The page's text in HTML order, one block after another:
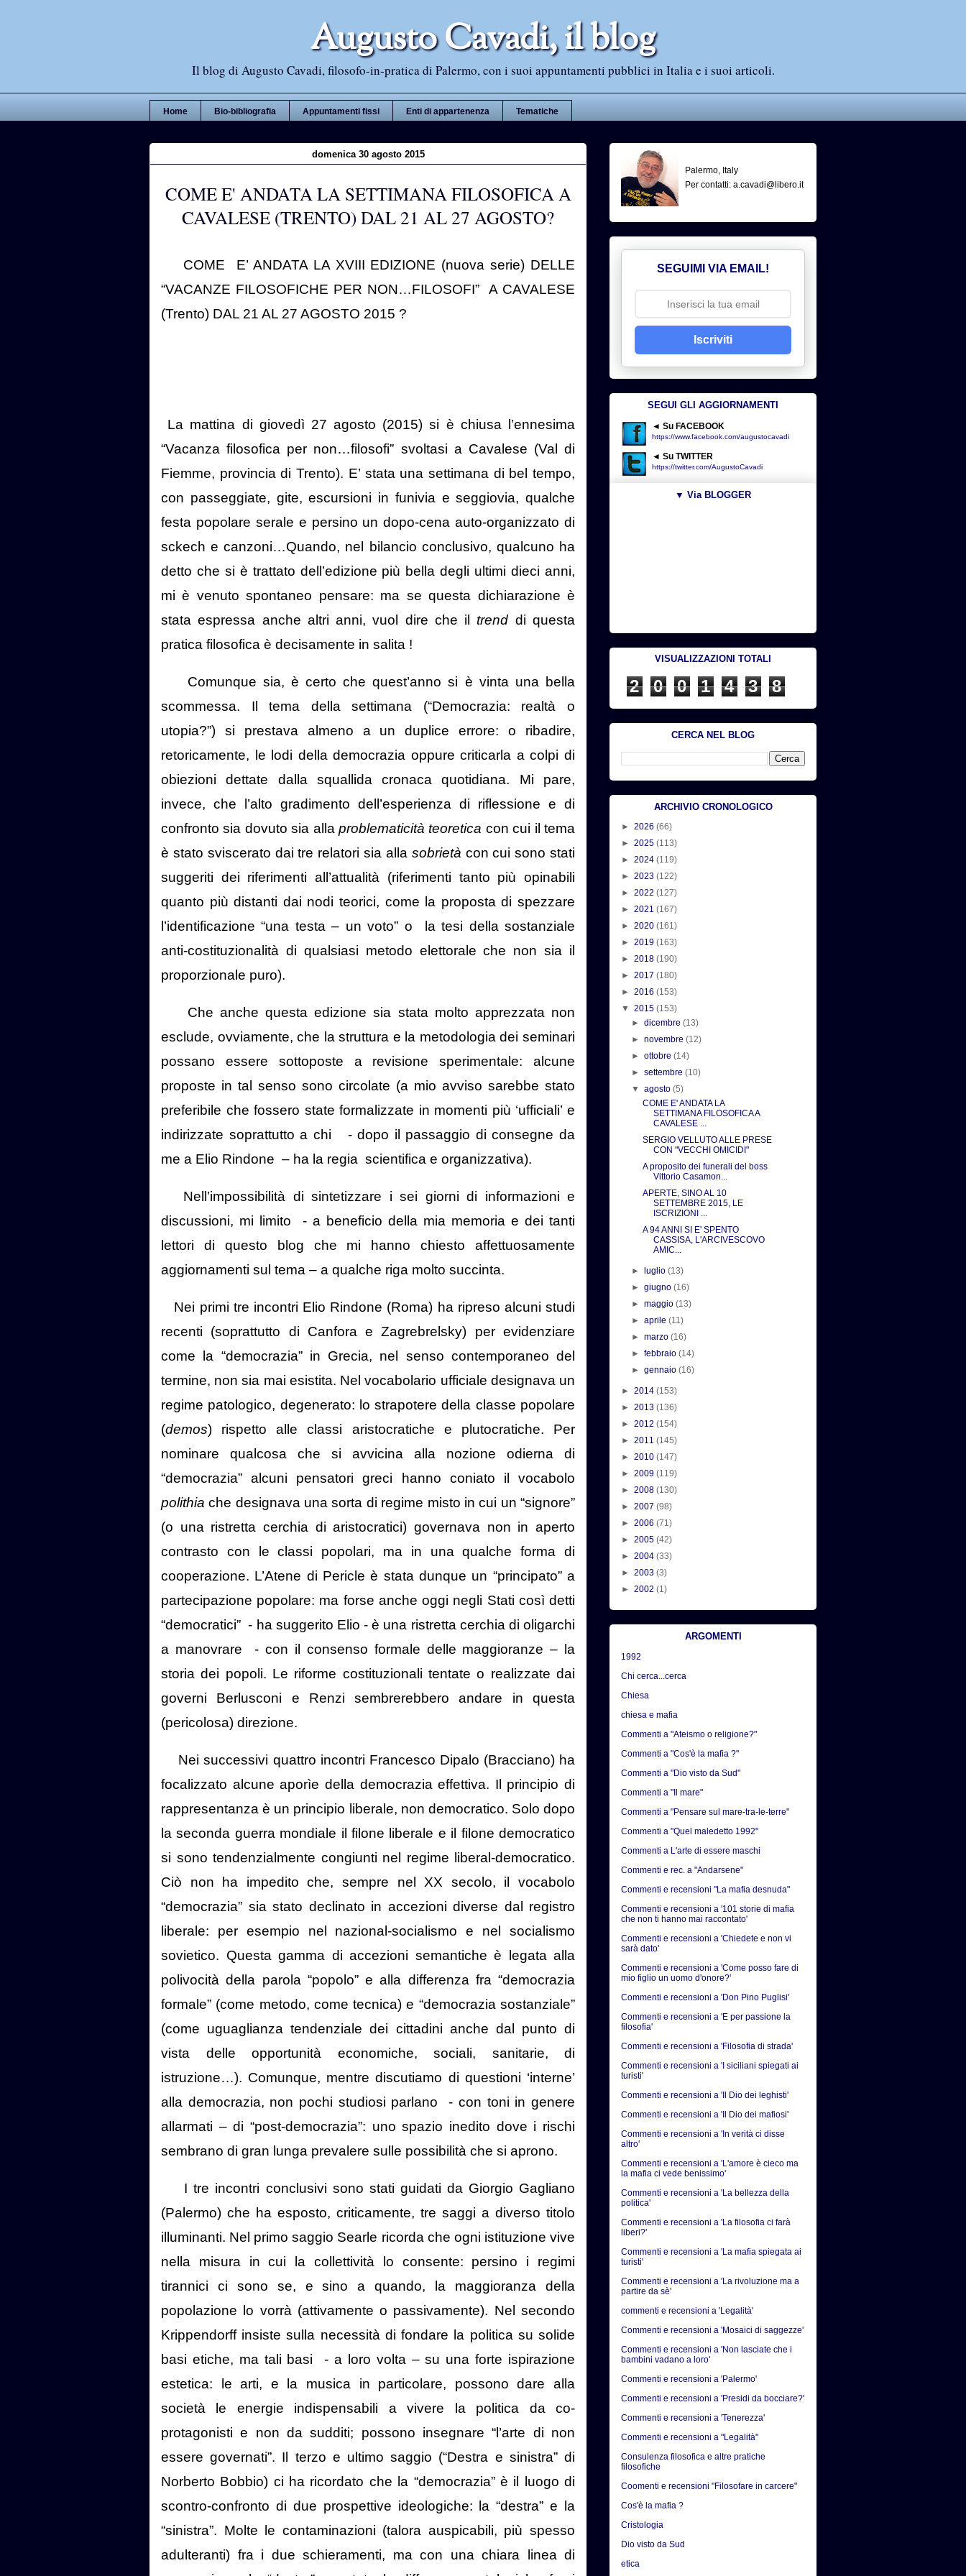
Augusto Cavadi, il blog
Il blog di Augusto Cavadi, filosofo-in-pratica di Palermo, con i suoi appuntamenti pubblici in Italia e i suoi articoli.
Home Bio-bibliografia Appuntamenti fissi Enti di appartenenza Tematiche
domenica 30 agosto 2015
COME E' ANDATA LA SETTIMANA FILOSOFICA A
CAVALESE (TRENTO) DAL 21 AL 27 AGOSTO?
COME
E’ ANDATA LA XVIII EDIZIONE (nuova serie) DELLE
“VACANZE FILOSOFICHE PER NON…FILOSOFI”
A CAVALESE
(Trento) DAL 21 AL 27 AGOSTO 2015 ?
La mattina di giovedì 27 agosto (2015) si è chiusa l’ennesima
“Vacanza filosofica per non…filosofi” svoltasi a Cavalese (Val di
Fiemme, provincia di Trento). E’ stata una settimana di bel tempo,
con passeggiate, gite, escursioni in funivia e seggiovia, qualche
festa popolare serale e persino un dopo-cena auto-organizzato di
sckech e canzoni…Quando, nel bilancio conclusivo, qualcuno ha
detto che si è trattato dell’edizione più bella degli ultimi dieci anni,
mi è venuto spontaneo pensare: ma se questa dichiarazione è
stata espressa anche altri anni, vuol dire che iltrend di questa
pratica filosofica è decisamente in salita !
Comunque sia, è certo che quest’anno si è vinta una bella
scommessa. Il tema della settimana (“Democrazia: realtà o
utopia?”) si prestava almeno a un duplice errore: o ribadire,
retoricamente, le lodi della democrazia oppure criticarla a colpi di
obiezioni dettate dalla squallida cronaca quotidiana. Mi pare,
invece, che l’alto gradimento dell’esperienza di riflessione e di
confronto sia dovuto sia alla problematicità teoretica con cui il tema
è stato sviscerato dai tre relatori sia alla sobrietà con cui sono stati
suggeriti dei riferimenti all’attualità (riferimenti tanto più opinabili
quanto più distanti dai nodi teorici, come la proposta di spezzare
l’identificazione “una testa – un voto” o
la tesi della sostanziale
anti-costituzionalità di qualsiasi metodo elettorale che non sia il
proporzionale puro).
Che anche questa edizione sia stata molto apprezzata non
esclude, ovviamente, che la struttura e la metodologia dei seminari
possano essere sottoposte a revisione sperimentale: alcune
proposte in tal senso sono circolate (a mio avviso sarebbe stato
preferibile che fossero state formalizzate in momenti più ‘ufficiali’ e
indirizzate soprattutto a chi
- dopo il passaggio di consegne da
me a Elio Rindone – ha la regia scientifica e organizzativa).
Nell’impossibilità di sintetizzare i sei giorni di informazioni e
discussioni, mi limito
- a beneficio della mia memoria e dei tanti
lettori di questo blog che mi hanno chiesto affettuosamente
aggiornamenti sul tema – a qualche riga molto succinta.
Nei primi tre incontri Elio Rindone (Roma) ha ripreso alcuni studi
recenti (soprattutto di Canfora e Zagrebrelsky) per evidenziare
come la “democrazia” in Grecia, nel senso contemporaneo del
termine, non sia mai esistita. Nel vocabolario ufficiale designava un
regime patologico, degenerato: lo strapotere della classe popolare
(demos) rispetto alle classi aristocratiche e plutocratiche. Per
nominare qualcosa che si avvicina alla nozione odierna di
“democrazia” alcuni pensatori greci hanno coniato il vocabolo
polithia che designava una sorta di regime misto in cui un “signore”
(o una ristretta cerchia di aristocratici) governava non in aperto
contrasto con le classi popolari, ma in una qualche forma di
cooperazione. L’Atene di Pericle è stata dunque un “principato” a
partecipazione popolare: ma forse anche oggi negli Stati così detti
“democratici” - ha suggerito Elio - è una ristretta cerchia di oligarchi
a manovrare
- con il consenso formale delle maggioranze – la
storia dei popoli. Le riforme costituzionali tentate o realizzate dai
governi Berlusconi e Renzi sembrerebbero andare in questa
(pericolosa) direzione.
Nei successivi quattro incontri Francesco Dipalo (Bracciano) ha
focalizzato alcune aporìe della democrazia effettiva. Il principio di
rappresentanza è un principio liberale, non democratico. Solo dopo
la seconda guerra mondiale il filone liberale e il filone democratico
si sono tendenzialmente congiunti nel regime liberal-democratico.
Ciò non ha impedito che, sempre nel XX secolo, il vocabolo
“democrazia” sia stato declinato in accezioni diverse dal registro
liberale: per esempio nel nazional-socialismo e nel socialismo
sovietico. Questa gamma di accezioni semantiche è legata alla
polivocità della parola “popolo” e alla differenza fra “democrazia
formale” (come metodo, come tecnica) e “democrazia sostanziale”
(come uguaglianza tendenziale dei cittadini anche dal punto di
vista delle opportunità economiche, sociali, sanitarie, di
istruzione…). Comunque, mentre discutiamo di questioni ‘interne’
alla democrazia, non pochi studiosi parlano
- con toni in genere
allarmati – di “post-democrazia”: uno spazio inedito dove i rischi
sembrano di gran lunga prevalere sulle possibilità che si aprono.
I tre incontri conclusivi sono stati guidati da Giorgio Gagliano
(Palermo) che ha esposto, criticamente, tre saggi a diverso titolo
illuminanti. Nel primo saggio Searle ricorda che ogni istituzione vive
nella misura in cui la collettività lo consente: persino i regimi
tirannici ci sono se, e sino a quando, la maggioranza della
popolazione lo vorrà (attivamente o passivamente). Nel secondo
Krippendorff insiste sulla necessità di fondare la politica su solide
basi etiche, ma tali basi
- a loro volta – su una forte ispirazione
estetica: le arti, e la musica in particolare, possono dare alla
società le energie indispensabili a vivere la politica da co-
protagonisti e non da sudditi; possono insegnare “l’arte di non
essere governati”. Il terzo e ultimo saggio (“Destra e sinistra” di
Norberto Bobbio) ci ha ricordato che la “democrazia” è il luogo di
scontro-confronto di due prospettive ideologiche: la “destra” e la
“sinistra”. Molte le contaminazioni (talora auspicabili, più spesso
adulteranti) fra i due schieramenti, ma con una chiara linea di
Palermo, Italy
Per contatti: a.cavadi@libero.it
SEGUIMI VIA EMAIL!
Iscriviti
SEGUI GLI AGGIORNAMENTI
◄ Su FACEBOOK
https://www.facebook.com/augustocavadi
◄ Su TWITTER
https://twitter.com/AugustoCavadi
▼ Via BLOGGER
VISUALIZZAZIONI TOTALI
2 0 0 1 4 3 8
CERCA NEL BLOG
ARCHIVIO CRONOLOGICO
► 2026 (66)
► 2025 (113)
► 2024 (119)
► 2023 (122)
► 2022 (127)
► 2021 (167)
► 2020 (161)
► 2019 (163)
► 2018 (190)
► 2017 (180)
► 2016 (153)
▼ 2015 (153)
►dicembre(13)
►novembre(12)
►ottobre(14)
►settembre(10)
▼agosto(5)
COME E' ANDATA LA
SETTIMANA FILOSOFICA A
CAVALESE ...
SERGIO VELLUTO ALLE PRESE
CON "VECCHI OMICIDI"
A proposito dei funerali del boss
Vittorio Casamon...
APERTE, SINO AL 10
SETTEMBRE 2015, LE
ISCRIZIONI ...
A 94 ANNI SI E' SPENTO
CASSISA, L'ARCIVESCOVO
AMIC...
► luglio(13)
►giugno(16)
►maggio(13)
►aprile(11)
►marzo(16)
►febbraio(14)
►gennaio(16)
► 2014 (153)
► 2013 (136)
► 2012 (154)
► 2011 (145)
► 2010 (147)
► 2009 (119)
► 2008 (130)
► 2007 (98)
► 2006 (71)
► 2005 (42)
► 2004 (33)
► 2003 (3)
► 2002 (1)
ARGOMENTI
1992
Chi cerca...cerca
Chiesa
chiesa e mafia
Commenti a "Ateismo o religione?"
Commenti a "Cos'è la mafia ?"
Commenti a "Dio visto da Sud"
Commenti a "Il mare"
Commenti a "Pensare sul mare-tra-le-terre"
Commenti a "Quel maledetto 1992"
Commenti a L'arte di essere maschi
Commenti e rec. a "Andarsene"
Commenti e recensioni "La mafia desnuda"
Commenti e recensioni a '101 storie di mafia
che non ti hanno mai raccontato'
Commenti e recensioni a 'Chiedete e non vi
sarà dato'
Commenti e recensioni a 'Come posso fare di
mio figlio un uomo d'onore?'
Commenti e recensioni a 'Don Pino Puglisi'
Commenti e recensioni a 'E per passione la
filosofia'
Commenti e recensioni a 'Filosofia di strada'
Commenti e recensioni a 'I siciliani spiegati ai
turisti'
Commenti e recensioni a 'Il Dio dei leghisti'
Commenti e recensioni a 'Il Dio dei mafiosi'
Commenti e recensioni a 'In verità ci disse
altro'
Commenti e recensioni a 'L'amore è cieco ma
la mafia ci vede benissimo'
Commenti e recensioni a 'La bellezza della
politica'
Commenti e recensioni a 'La filosofia ci farà
liberi?'
Commenti e recensioni a 'La mafia spiegata ai
turisti'
Commenti e recensioni a 'La rivoluzione ma a
partire da sè'
commenti e recensioni a 'Legalità'
Commenti e recensioni a 'Mosaici di saggezze'
Commenti e recensioni a 'Non lasciate che i
bambini vadano a loro'
Commenti e recensioni a 'Palermo'
Commenti e recensioni a 'Presidi da bocciare?'
Commenti e recensioni a 'Tenerezza'
Commenti e recensioni a "Legalità"
Consulenza filosofica e altre pratiche
filosofiche
Coomenti e recensioni "Filosofare in carcere"
Cos'è la mafia ?
Cristologia
Dio visto da Sud
etica